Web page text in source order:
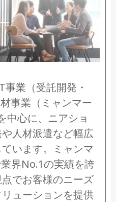
業（受託開発・
事業（ミャンマー
中心に、ニアショ
人材派遣など幅広
います。ミャンマ
界No.1の実績を誇
でお客様のニーズ
ューションを提供